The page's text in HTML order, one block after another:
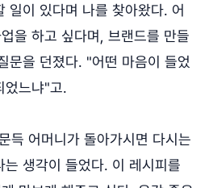
일이 있다며 나를 찾아왔다. 어
을 하고 싶다며, 브랜드를 만들
문을 던졌다. "어떤 마음이 들었
었느냐"고.
득 어머니가 돌아가시면 다시는
생각이 들었다. 이 레시피를